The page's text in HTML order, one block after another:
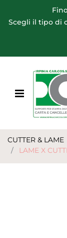
Scegli il tipo di
Open menu
CUTTER & LAME
LAME X